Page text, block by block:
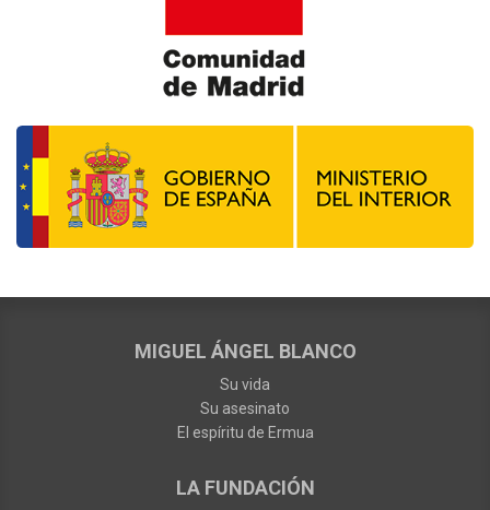
MIGUEL ÁNGEL BLANCO
Su vida
Su asesinato
El espíritu de Ermua
LA FUNDACIÓN